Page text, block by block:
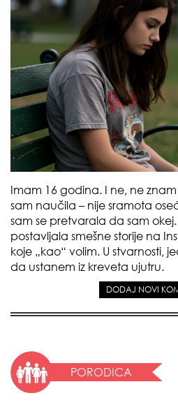
Imam 16 godina. I ne, ne
sam naučila – nije sramota
sam se pretvarala da sam okej.
postavljala smešne storije na
koje „kao“ volim. U stvarnosti,
da ustanem iz kreveta ujutru.
DODAJ NOVI
PORODICA